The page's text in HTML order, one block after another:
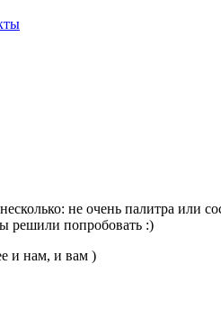
не очень палитра или
решили попробовать :)
и нам, и вам )